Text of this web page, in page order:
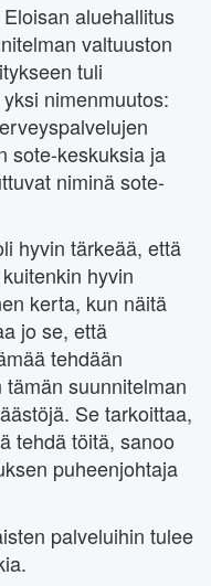
aluehallitus
valtuuston
tuli
nimenmuutos:
sote-keskuksia ja
niminä sote-
hyvin tärkeää, että
hyvin
kerta, kun näitä
jo se, että
tehdään
suunnitelman
Se tarkoittaa,
tehdä töitä, sanoo
puheenjohtaja
palveluihin tulee